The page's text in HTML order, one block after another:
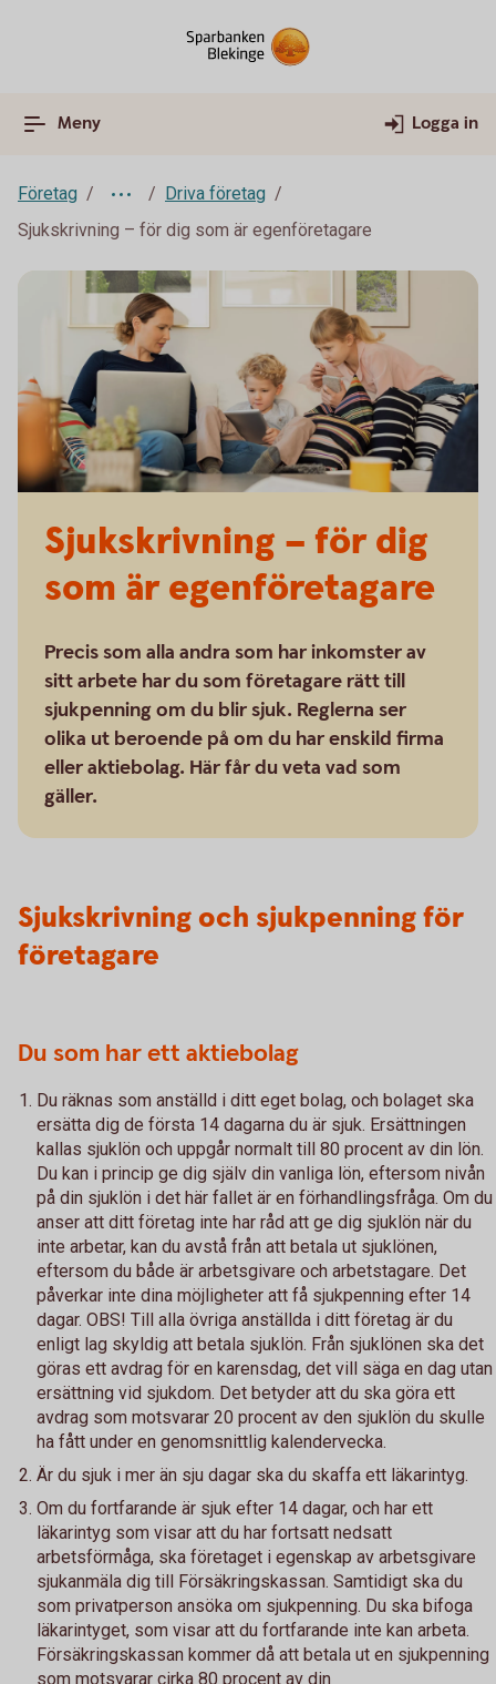
Meny Logga in
Företag
Driva företag
Sjukskrivning – för dig som är egenföretagare
Sjukskrivning – för dig
som är egenföretagare
Precis som alla andra som har inkomster av
sitt arbete har du som företagare rätt till
sjukpenning om du blir sjuk. Reglerna ser
olika ut beroende på om du har enskild firma
eller aktiebolag. Här får du veta vad som
gäller.
Sjukskrivning och sjukpenning för
företagare
Du som har ett aktiebolag
Du räknas som anställd i ditt eget bolag, och bolaget ska
ersätta dig de första 14 dagarna du är sjuk. Ersättningen
kallas sjuklön och uppgår normalt till 80 procent av din lön.
Du kan i princip ge dig själv din vanliga lön, eftersom nivån
på din sjuklön i det här fallet är en förhandlingsfråga. Om du
anser att ditt företag inte har råd att ge dig sjuklön när du
inte arbetar, kan du avstå från att betala ut sjuklönen,
eftersom du både är arbetsgivare och arbetstagare. Det
påverkar inte dina möjligheter att få sjukpenning efter 14
dagar. OBS! Till alla övriga anställda i ditt företag är du
enligt lag skyldig att betala sjuklön. Från sjuklönen ska det
göras ett avdrag för en karensdag, det vill säga en dag utan
ersättning vid sjukdom. Det betyder att du ska göra ett
avdrag som motsvarar 20 procent av den sjuklön du skulle
ha fått under en genomsnittlig kalendervecka.
Är du sjuk i mer än sju dagar ska du skaffa ett läkarintyg.
Om du fortfarande är sjuk efter 14 dagar, och har ett
läkarintyg som visar att du har fortsatt nedsatt
arbetsförmåga, ska företaget i egenskap av arbetsgivare
sjukanmäla dig till Försäkringskassan. Samtidigt ska du
som privatperson ansöka om sjukpenning. Du ska bifoga
läkarintyget, som visar att du fortfarande inte kan arbeta.
Försäkringskassan kommer då att betala ut en sjukpenning
som motsvarar cirka 80 procent av din